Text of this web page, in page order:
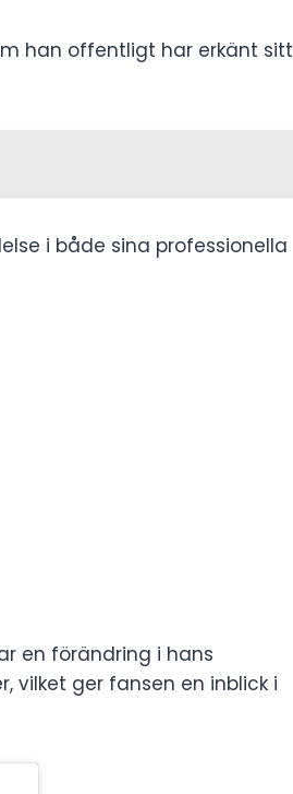
han offentligt har erkänt sitt
i både sina professionella
en förändring i hans
vilket ger fansen en inblick i